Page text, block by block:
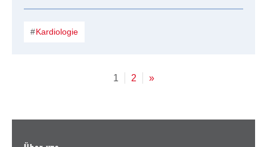
Kardiologie
1 2 »